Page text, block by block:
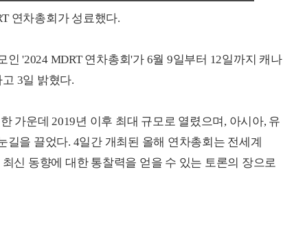
연차총회가 성료했다.
'2024 MDRT 연차총회'가 6월 9일부터 12일까지 캐나
3일 밝혔다.
가운데 2019년 이후 최대 규모로 열렸으며, 아시아, 유
을 끌었다. 4일간 개최된 올해 연차총회는 전세계
신 동향에 대한 통찰력을 얻을 수 있는 토론의 장으로